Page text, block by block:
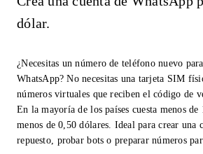
dólar.
¿Necesitas un número de teléfono nuevo
WhatsApp? No necesitas una tarjeta SIM
números virtuales que reciben el código de
En la mayoría de los países cuesta menos
menos de 0,50 dólares. Ideal para crear una
repuesto, probar bots o preparar números